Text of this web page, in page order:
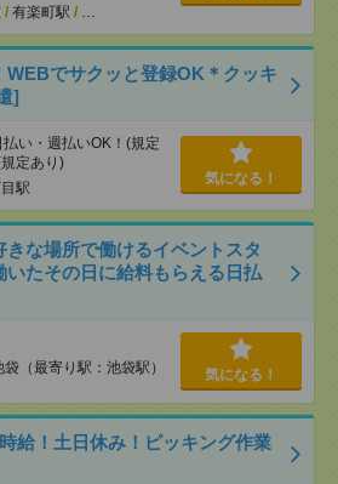
/ 有楽町駅 / …
WEBでサクッと登録OK＊クッキ
]
い・週払いOK！(規定
定あり)
駅
気になる！
きな場所で働けるイベントスタ
たその日に給料もらえる日払
（最寄り駅：池袋駅） 気になる！
給！土日休み！ピッキング作業